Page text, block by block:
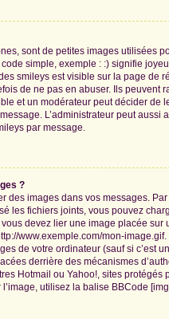
sont de petites images utilisées
simple, exemple : :) signifie
smileys est visible sur la page de
de ne pas en abuser. Ils peuvent
et un modérateur peut décider de
L’administrateur peut aussi
par message.
?
des images dans vos messages.
les fichiers joints, vous pouvez
devez lier une image placée sur
www.exemple.com/mon-image.gif.
de votre ordinateur (sauf si c’est
derrière des mécanismes
Hotmail ou Yahoo!, sites protégés
utilisez la balise BBCode